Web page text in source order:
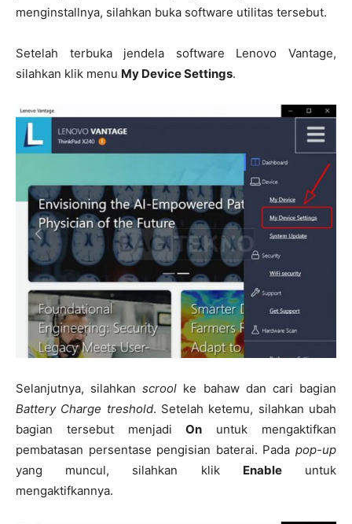
menginstallnya, silahkan buka software utilitas tersebut.
Setelah terbuka jendela software Lenovo Vantage,
silahkan klik menu My Device Settings.
Selanjutnya, silahkanscrool ke bahaw dan cari bagian
Battery Charge treshold. Setelah ketemu, silahkan ubah
bagian tersebut menjadiOn untuk mengaktifkan
pembatasan persentase pengisian baterai. Pada pop-up
yang muncul, silahkan klik Enableuntuk
mengaktifkannya.